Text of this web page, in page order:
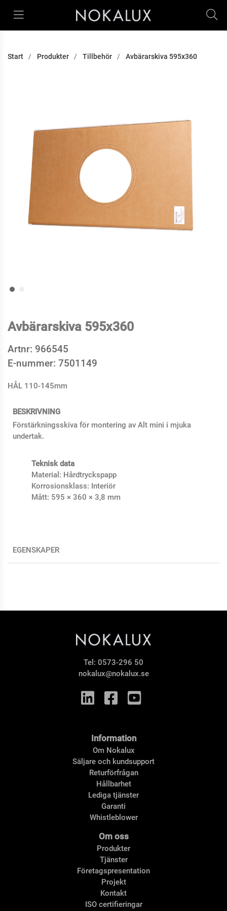
Start Produkter Tillbehör Avbärarskiva 595x360
Avbärarskiva 595x360
Artnr: 966545
E-nummer: 7501149
HÅL 110-145mm
BESKRIVNING
Förstärkningsskiva för montering av Alt mini i mjuka
undertak.
Teknisk data
Material: Hårdtryckspapp
Korrosionsklass: Interiör
Mått: 595 × 360 × 3,8 mm
EGENSKAPER
Tel: 0573-296 50
nokalux@nokalux.se
Information
Om Nokalux
Säljare och kundsupport
Returförfrågan
Hållbarhet
Lediga tjänster
Garanti
Whistleblower
Om oss
Produkter
Tjänster
Företagspresentation
Projekt
Kontakt
ISO certifieringar